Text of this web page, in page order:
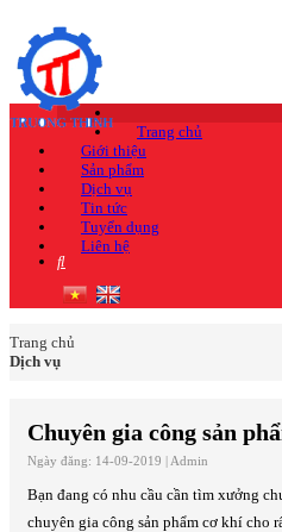
Trang chủ
Giới thiệu
Sản phẩm
Dịch vụ
Tin tức
Tuyển dụng
Liên hệ
Trang chủ
Dịch vụ
Chuyên gia công sản
Ngày đăng: 14-09-2019 | Admin
Bạn đang có nhu cầu cần tìm xưởng
chuyên gia công sản phẩm cơ khí cho